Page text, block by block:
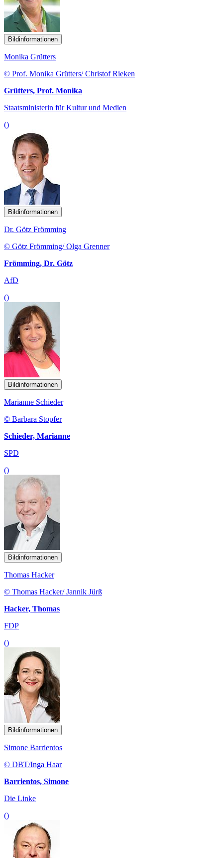
Bildinformationen
Monika Grütters
© Prof. Monika Grütters/ Christof Rieken
Grütters, Prof. Monika
Staatsministerin für Kultur und Medien
()
Bildinformationen
Dr. Götz Frömming
© Götz Frömming/ Olga Grenner
Frömming, Dr. Götz
AfD
()
Bildinformationen
Marianne Schieder
© Barbara Stopfer
Schieder, Marianne
SPD
()
Bildinformationen
Thomas Hacker
© Thomas Hacker/ Jannik Jürß
Hacker, Thomas
FDP
()
Bildinformationen
Simone Barrientos
© DBT/Inga Haar
Barrientos, Simone
Die Linke
()